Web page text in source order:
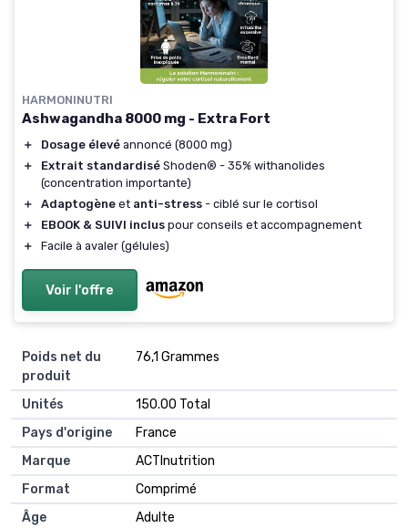
HARMONINUTRI
Ashwagandha 8000 mg - Extra Fort
＋ Dosage élevé annoncé (8000 mg)
＋
Extrait standardisé Shoden® - 35% withanolides
(concentration importante)
＋
Adaptogène et anti-stress - ciblé sur le cortisol
＋
EBOOK & SUIVI inclus pour conseils et accompagnement
＋
Facile à avaler (gélules)
Voir l'offre
Poids net du
produit
‎76,1 Grammes
Unités
‎150.00 Total
Pays d'origine
‎France
Marque
‎ACTInutrition
Format
‎Comprimé
Âge
‎Adulte